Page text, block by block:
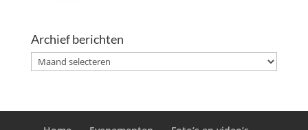
Archief berichten
Archief